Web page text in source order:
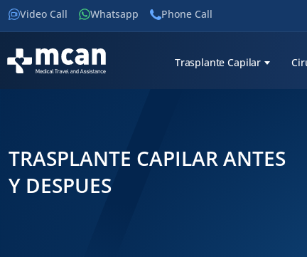
Video Call Whatsapp Phone Call
Trasplante Capilar
TRASPLANTE CAPILAR ANTES
Y DESPUES